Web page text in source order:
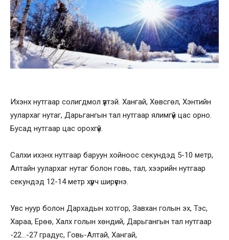
Ихэнх нутгаар солигдмол үүлтэй. Хангай, Хөвсгөл, Хэнтийн
уулархаг нутаг, Дарьгангын тал нутгаар ялимгүй цас орно.
Бусад нутгаар цас орохгүй.
Салхи ихэнх нутгаар баруун хойноос секундэд 5-10 метр,
Алтайн уулархаг нутаг болон говь, тал, хээрийн нутгаар
секундэд 12-14 метр хүрч ширүүснэ.
Увс нуур болон Дархадын хотгор, Завхан голын эх, Тэс,
Хараа, Ерөө, Халх голын хөндий, Дарьгангын тал нутгаар
-22…-27 градус, Говь-Алтай, Хангай,